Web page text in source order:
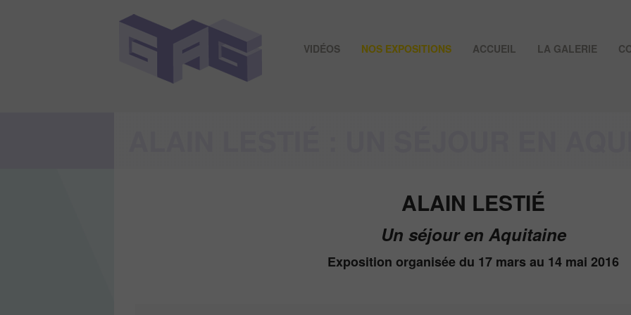
VIDÉOS NOS EXPOSITIONS ACCUEIL LA GALERIE
ALAIN LESTIÉ
Un séjour en Aquitaine
Exposition organisée du 17 mars au 14 mai 2016